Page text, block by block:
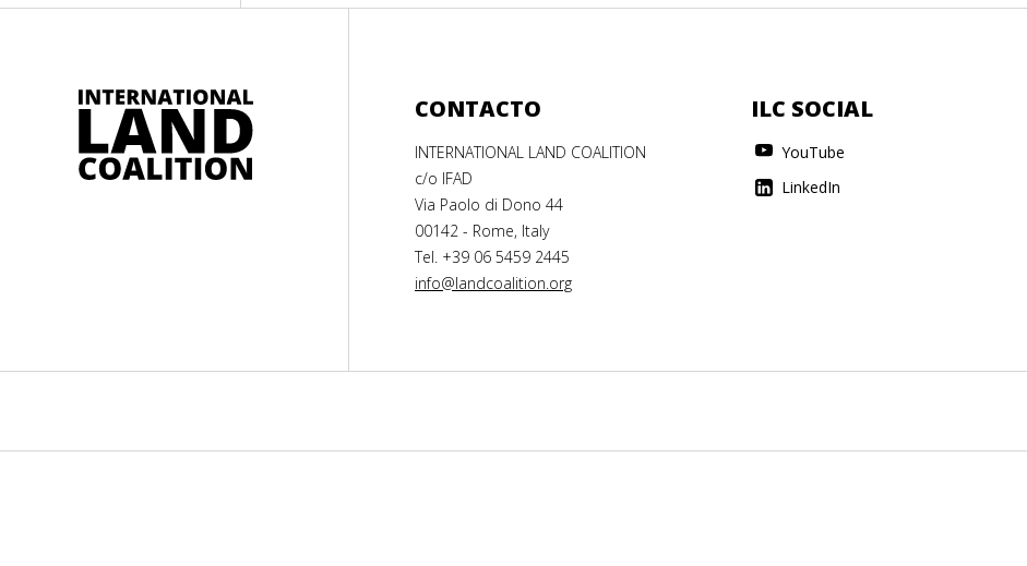
CONTACTO
INTERNATIONAL LAND COALITION
c/o IFAD
Via Paolo di Dono 44
00142 - Rome, Italy
Tel. +39 06 5459 2445
info@landcoalition.org
ILC SOCIAL
YouTube
LinkedIn